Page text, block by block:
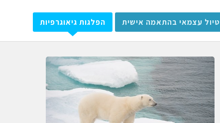
טיול עצמאי בהתאמה אישית הפלגות גיאוגרפיות